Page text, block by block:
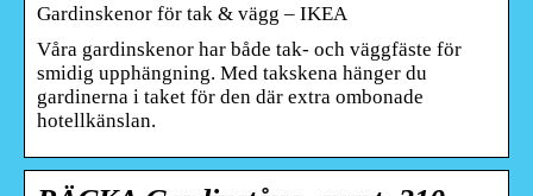
Gardinskenor för tak & vägg – IKEA
Våra gardinskenor har både tak- och väggfäste för
smidig upphängning. Med takskena hänger du
gardinerna i taket för den där extra ombonade
hotellkänslan.